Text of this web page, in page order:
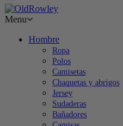
Menu
Hombre
Ropa
Polos
Camisetas
Chaquetas y abrigos
Jersey
Sudaderas
Bañadores